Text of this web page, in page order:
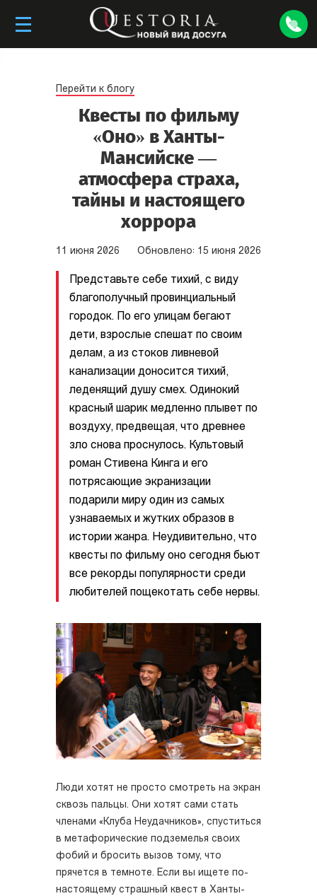
Перейти к блогу
Квесты по фильму
«Оно» в Ханты-
Мансийске —
атмосфера страха,
тайны и настоящего
хоррора
11 июня 2026 Обновлено: 15 июня 2026
Представьте себе тихий, с виду
благополучный провинциальный
городок. По его улицам бегают
дети, взрослые спешат по своим
делам, а из стоков ливневой
канализации доносится тихий,
леденящий душу смех. Одинокий
красный шарик медленно плывет по
воздуху, предвещая, что древнее
зло снова проснулось. Культовый
роман Стивена Кинга и его
потрясающие экранизации
подарили миру один из самых
узнаваемых и жутких образов в
истории жанра. Неудивительно, что
квесты по фильму оно сегодня бьют
все рекорды популярности среди
любителей пощекотать себе нервы.
Люди хотят не просто смотреть на экран
сквозь пальцы. Они хотят сами стать
членами «Клуба Неудачников», спуститься
в метафорические подземелья своих
фобий и бросить вызов тому, что
прячется в темноте. Если вы ищете по-
настоящему страшный квест в Ханты-